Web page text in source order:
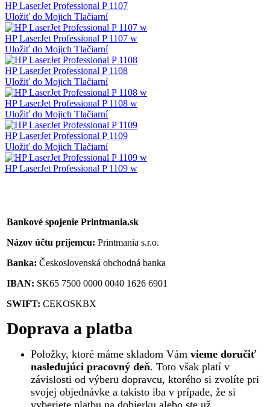
HP LaserJet Professional P 1107
Uložiť do Mojich Tlačiarní
HP LaserJet Professional P 1107 w
Uložiť do Mojich Tlačiarní
HP LaserJet Professional P 1108
Uložiť do Mojich Tlačiarní
HP LaserJet Professional P 1108 w
Uložiť do Mojich Tlačiarní
HP LaserJet Professional P 1109
Uložiť do Mojich Tlačiarní
HP LaserJet Professional P 1109 w
Bankové spojenie Printmania.sk
Názov účtu príjemcu: Printmania s.r.o.
Banka: Československá obchodná banka
IBAN: SK65 7500 0000 0040 1626 6901
SWIFT: CEKOSKBX
Doprava a platba
Položky, ktoré máme skladom Vám vieme doručiť
nasledujúci pracovný deň. Toto však platí v
závislosti od výberu dopravcu, ktorého si zvolíte pri
svojej objednávke a takisto iba v prípade, že si